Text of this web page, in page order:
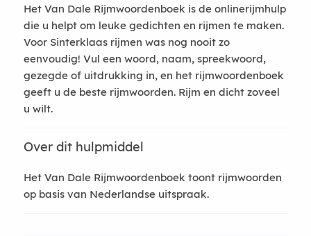
Het Van Dale Rijmwoordenboek is de onlinerijmhulp
die u helpt om leuke gedichten en rijmen te maken.
Voor Sinterklaas rijmen was nog nooit zo
eenvoudig! Vul een woord, naam, spreekwoord,
gezegde of uitdrukking in, en het rijmwoordenboek
geeft u de beste rijmwoorden. Rijm en dicht zoveel
u wilt.
Over dit hulpmiddel
Het Van Dale Rijmwoordenboek toont rijmwoorden
op basis van Nederlandse uitspraak.